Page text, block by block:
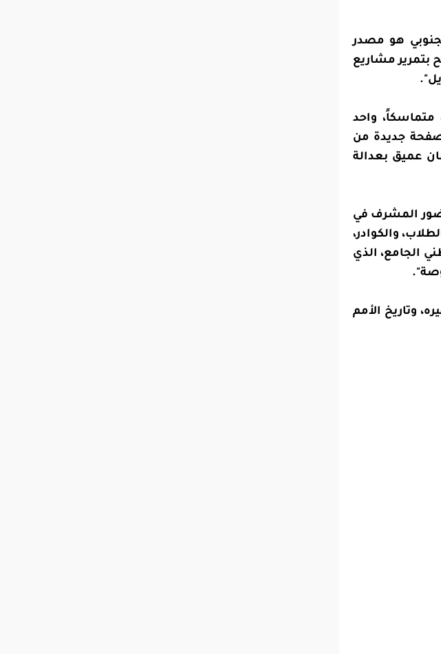
هو مصدر
بتمرير مشاريع
واحد
صفحة جديدة من
عميق بعدالة
المشرف في
والكوادر،
الجامع، الذي
وتاريخ الأمم